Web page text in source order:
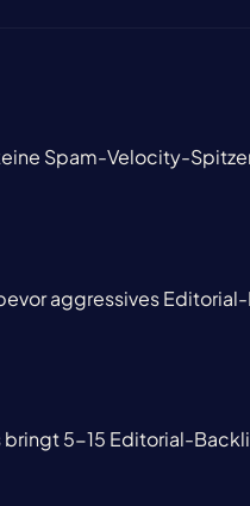
Spam-Velocity-
aggressives
5-15 Editorial-